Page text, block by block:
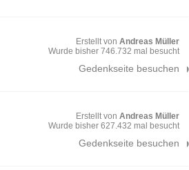
Erstellt von Andreas Müller
Wurde bisher 746.732 mal besucht
Gedenkseite besuchen
Erstellt von Andreas Müller
Wurde bisher 627.432 mal besucht
Gedenkseite besuchen